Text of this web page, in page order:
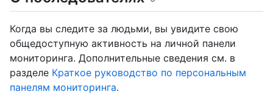
Когда вы следите за людьми, вы увидите свою
общедоступную активность на личной панели
мониторинга. Дополнительные сведения см. в
разделе Краткое руководство по персональным
панелям мониторинга.